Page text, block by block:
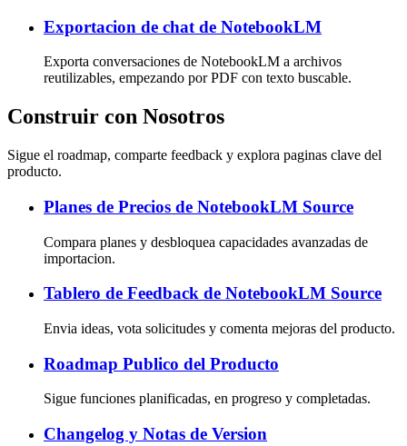
Exportacion de chat de NotebookLM
Exporta conversaciones de NotebookLM a archivos
reutilizables, empezando por PDF con texto buscable.
Construir con Nosotros
Sigue el roadmap, comparte feedback y explora paginas clave del
producto.
Planes de Precios de NotebookLM Source
Compara planes y desbloquea capacidades avanzadas de
importacion.
Tablero de Feedback de NotebookLM Source
Envia ideas, vota solicitudes y comenta mejoras del producto.
Roadmap Publico del Producto
Sigue funciones planificadas, en progreso y completadas.
Changelog y Notas de Version